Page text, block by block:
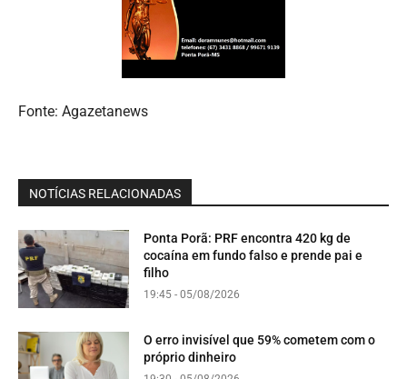
Fonte: Agazetanews
NOTÍCIAS RELACIONADAS
Ponta Porã: PRF encontra 420 kg de
cocaína em fundo falso e prende pai e
filho
19:45 - 05/08/2026
O erro invisível que 59% cometem com o
próprio dinheiro